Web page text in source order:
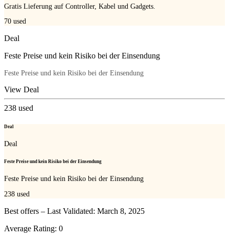
Gratis Lieferung auf Controller, Kabel und Gadgets.
70 used
Deal
Feste Preise und kein Risiko bei der Einsendung
Feste Preise und kein Risiko bei der Einsendung
View Deal
238 used
Deal
Deal
Feste Preise und kein Risiko bei der Einsendung
Feste Preise und kein Risiko bei der Einsendung
238 used
Best offers – Last Validated: March 8, 2025
Average Rating: 0